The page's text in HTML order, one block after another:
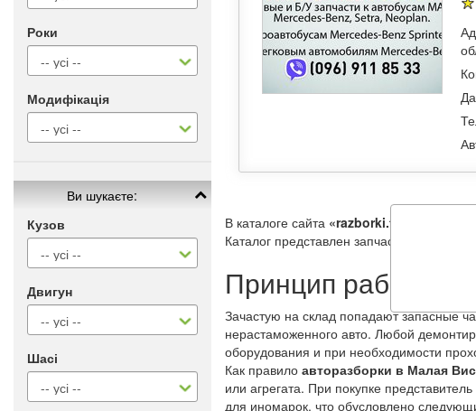
Роки
Модифікація
Ви шукаєте:
Кузов
Двигун
Шасі
В каталоге сайта «razborki.top»
Каталог представлен запчастями и
Принцип работы
Зачастую на склад попадают запасные
нерастаможенного авто. Любой
оборудования и при необходимости
Как правило авторазборки в Малая
или агрегата. При покупке
для иномарок, что обусловлено